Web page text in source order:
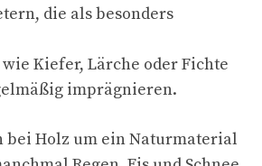
die als besonders
Kiefer, Lärche oder Fichte
imprägnieren.
bei Holz um ein Naturmaterial